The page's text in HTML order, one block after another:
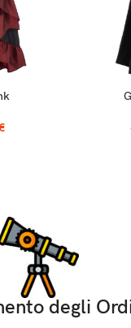
115
122
127
degli